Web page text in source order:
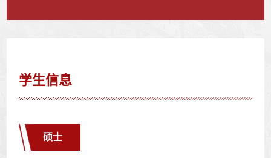
学生信息
硕士